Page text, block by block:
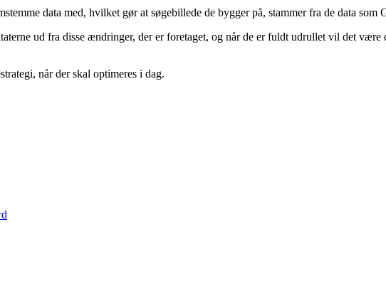
data med, hvilket gør at søgebillede de bygger på, stammer fra de data
ud fra disse ændringer, der er foretaget, og når de er fuldt udrullet vil det
når der skal optimeres i dag.